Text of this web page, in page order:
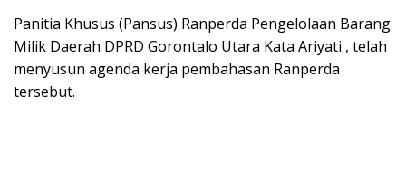
Panitia Khusus (Pansus) Ranperda Pengelolaan Barang
Milik Daerah DPRD Gorontalo Utara Kata Ariyati , telah
menyusun agenda kerja pembahasan Ranperda
tersebut.